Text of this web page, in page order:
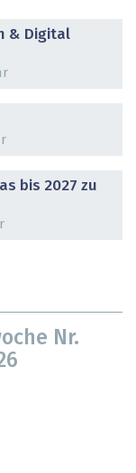
& Digital
bis 2027 zu
Nr.